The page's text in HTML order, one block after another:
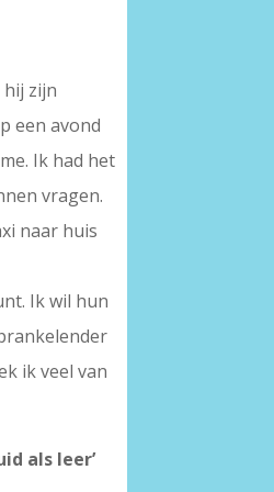
hij zijn
een avond
Ik had het
vragen.
naar huis
Ik wil hun
ik veel van
als leer’